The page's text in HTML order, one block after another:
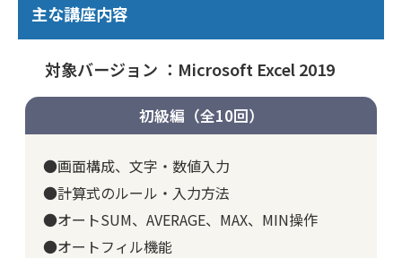
主な講座内容
対象バージョン ：Microsoft Excel 2019
初級編（全10回）
●画面構成、文字・数値入力
●計算式のルール・入力方法
●オートSUM、AVERAGE、MAX、MIN操作
●オートフィル機能